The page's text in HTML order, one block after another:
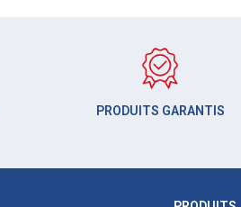
PRODUITS GARANTIS